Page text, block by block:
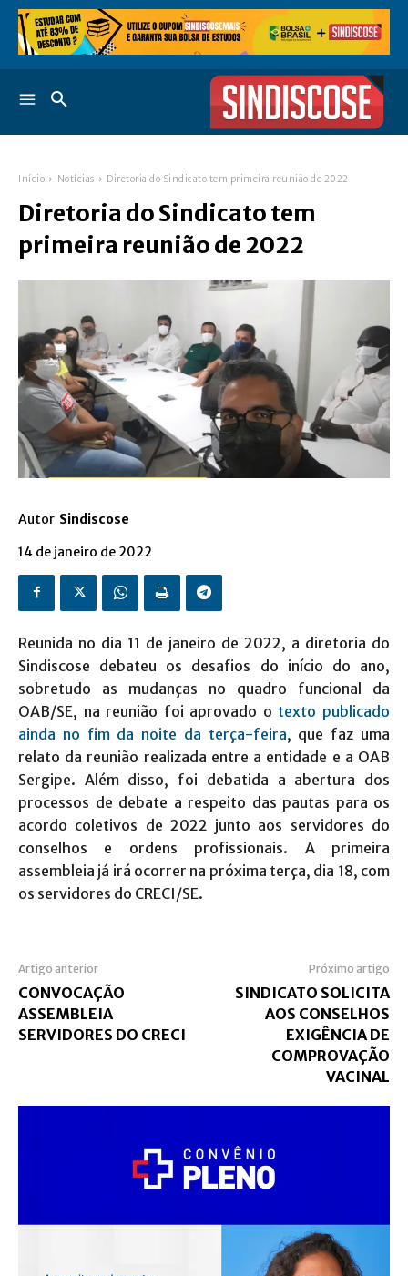
Início Notícias Diretoria do Sindicato tem primeira reunião de 2022
Diretoria do Sindicato tem
primeira reunião de 2022
Autor Sindiscose
14 de janeiro de 2022
Reunida no dia 11 de janeiro de 2022, a diretoria do
Sindiscose debateu os desafios do início do ano,
sobretudo as mudanças no quadro funcional da
OAB/SE, na reunião foi aprovado o texto publicado
ainda no fim da noite da terça-feira, que faz uma
relato da reunião realizada entre a entidade e a OAB
Sergipe. Além disso, foi debatida a abertura dos
processos de debate a respeito das pautas para os
acordo coletivos de 2022 junto aos servidores do
conselhos e ordens profissionais. A primeira
assembleia já irá ocorrer na próxima terça, dia 18, com
os servidores do CRECI/SE.
Artigo anterior
CONVOCAÇÃO
ASSEMBLEIA
SERVIDORES DO CRECI
Próximo artigo
SINDICATO SOLICITA
AOS CONSELHOS
EXIGÊNCIA DE
COMPROVAÇÃO
VACINAL